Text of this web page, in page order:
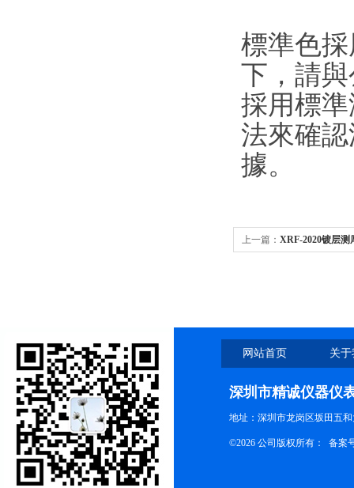
標準色
下，請
採用標
法來確
據。
上一篇： XRF-2020镀层
网站首页 关
深圳市精诚仪器仪
地址：深圳市龙岗区坂田五
©2026 公司版权所有： 备案